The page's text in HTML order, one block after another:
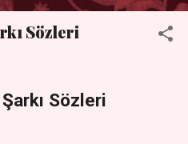
Sözleri
Sözleri